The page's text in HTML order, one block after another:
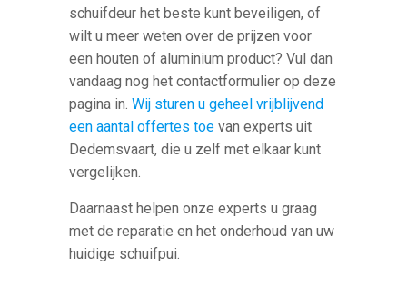
schuifdeur het beste kunt beveiligen, of
wilt u meer weten over de prijzen voor
een houten of aluminium product? Vul dan
vandaag nog het contactformulier op deze
pagina in.Wij sturen u geheel vrijblijvend
een aantal offertes toe van experts uit
Dedemsvaart, die u zelf met elkaar kunt
vergelijken.
Daarnaast helpen onze experts u graag
met de reparatie en het onderhoud van uw
huidige schuifpui.